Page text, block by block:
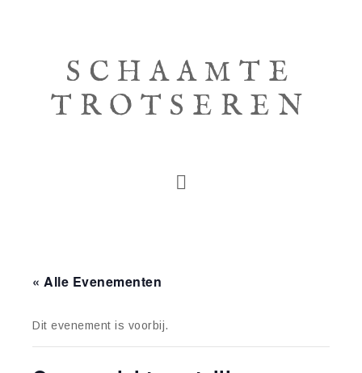
SCHAAMTE
TROTSEREN
« Alle Evenementen
Dit evenement is voorbij.